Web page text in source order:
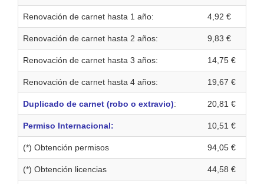
Renovación de carnet hasta 1 año: 4,92 €
Renovación de carnet hasta 2 años: 9,83 €
Renovación de carnet hasta 3 años: 14,75 €
Renovación de carnet hasta 4 años: 19,67 €
Duplicado de carnet (robo o extravio): 20,81 €
Permiso Internacional: 10,51 €
(*) Obtención permisos 94,05 €
(*) Obtención licencias 44,58 €